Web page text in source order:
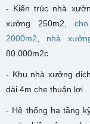
- Kiến trúc nhà
xưởng 250m2,
2000m2, nhà
80.000m2c
- Khu nhà xưởng
dài 4m che thuận lợi
- Hệ thống hạ tầng